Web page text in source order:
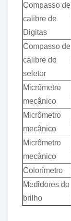
Compasso de
calibre de
Digitas
Compasso de
calibre do
seletor
Micrômetro
mecânico
Micrômetro
mecânico
Micrômetro
mecânico
Colorímetro
Medidores do
brilho